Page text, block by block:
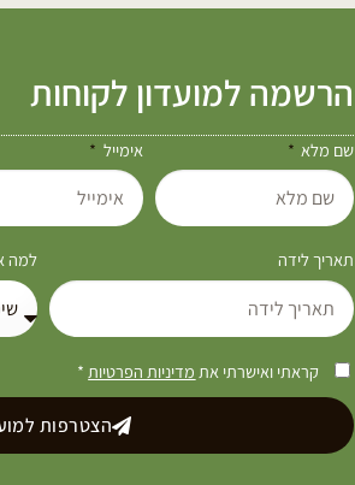
הרשמה למועדון לקוחות
שם מלא אימייל
תאריך לידה למה
קראתי ואישרתי את מדיניות הפרטיות*
הצטרפות